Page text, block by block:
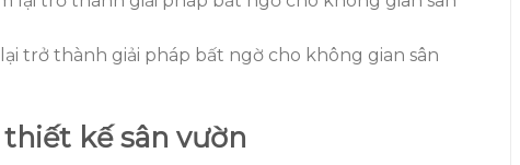
trở thành giải pháp bất ngờ cho không gian sân
kế sân vườn